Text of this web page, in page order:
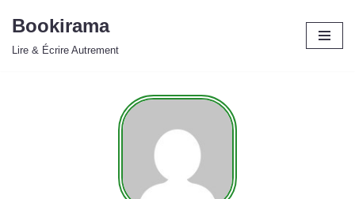
Bookirama
Lire & Écrire Autrement